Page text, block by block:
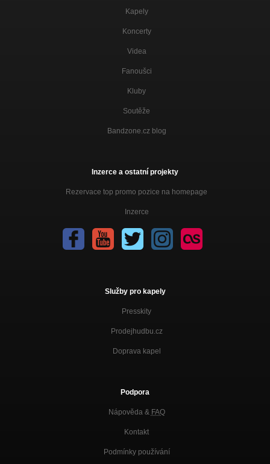
Kapely
Koncerty
Videa
Fanoušci
Kluby
Soutěže
Bandzone.cz blog
Inzerce a ostatní projekty
Rezervace top promo pozice na homepage
Inzerce
Služby pro kapely
Presskity
Prodejhudbu.cz
Doprava kapel
Podpora
Nápověda & FAQ
Kontakt
Podmínky používání